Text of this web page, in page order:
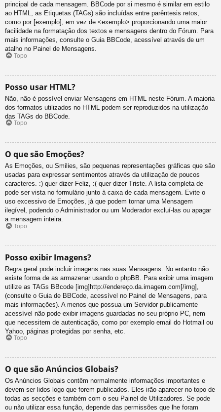
principal de cada mensagem. BBCode por si mesmo é similar em estilo
ao HTML, as Etiquetas (TAGs) são incluídas entre parêntesis retos,
como por [exemplo], em vez de <exemplo> proporcionando uma maior
facilidade na formatação dos textos e mensagens dentro do Fórum. Para
mais informações, consulte o Guia BBCode, acessível através de um
atalho no Painel de Mensagens.
Topo
Posso usar HTML?
Não, não é possível enviar Mensagens em HTML neste Fórum. A maioria
dos formatos utilizados no HTML podem ser reproduzidos na utilização
das TAGs do BBCode.
Topo
O que são Emoções?
As Emoções, ou Smilies, são pequenas representações gráficas que são
usadas para expressar sentimentos através da utilização de poucos
caracteres. :) quer dizer Feliz, :( quer dizer Triste. A lista completa de
pode ser vista no formulário junto à caixa de cada mensagem. Evite o
uso excessivo de Emoções, já que podem tornar uma Mensagem
ilegível, podendo o Administrador ou um Moderador excluí-las ou apagar
a mensagem inteira.
Topo
Posso exibir Imagens?
Regra geral pode incluir imagens nas suas Mensagens. No entanto não
existe forma de as armazenar usando o phpBB. Para exibir uma imagem
utilize as TAGs BBcode [img]http://endereço.da.imagem.com[/img],
(consulte o Guia de BBCode, acessível no Painel de Mensagens, para
mais informações). A menos que possua um Servidor publicamente
acessível não pode exibir imagens guardadas no seu próprio PC, nem
que necessitem de autenticação, como por exemplo email do Hotmail ou
Yahoo, páginas protegidas por senha, etc.
Topo
O que são Anúncios Globais?
Os Anúncios Globais contêm normalmente informações importantes e
devem ser lidos logo que forem publicados. Eles irão aparecer no topo de
todas as secções e também com o seu Painel de Utilizadores. Se pode
ou não utilizar essa função, depende das permissões que lhe foram